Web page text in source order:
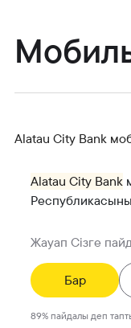
Alatau City Bank
Alatau City Bank
Жауап Сізге
Бар
89%пайдалы деп